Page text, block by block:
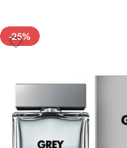
-25%